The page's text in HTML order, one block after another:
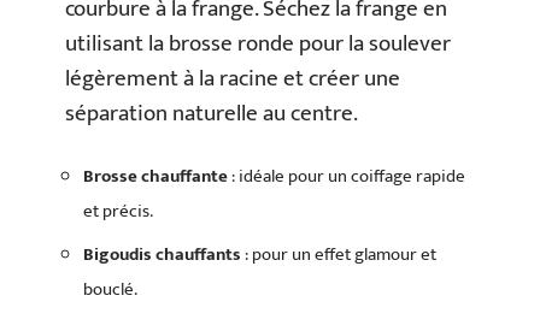
courbure à la frange. Séchez la frange en
utilisant la brosse ronde pour la soulever
légèrement à la racine et créer une
séparation naturelle au centre.
Brosse chauffante: idéale pour un coiffage rapide
et précis.
Bigoudis chauffants: pour un effet glamour et
bouclé.